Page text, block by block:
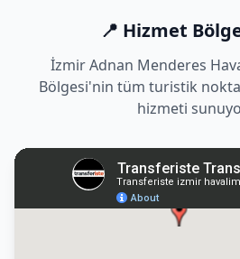
📍 Hizmet
İzmir Adnan Menderes
Bölgesi'nin tüm turistik
hizmeti